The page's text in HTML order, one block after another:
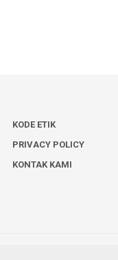
KODE ETIK
PRIVACY POLICY
KONTAK KAMI